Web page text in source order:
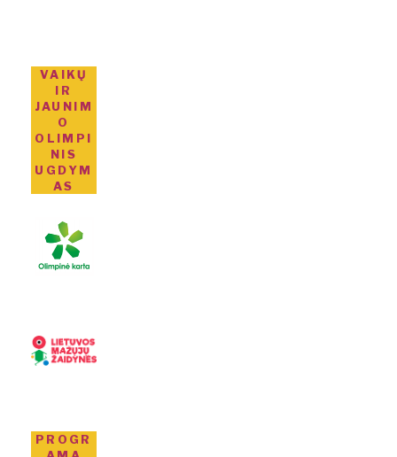
VAIKŲ
IR
JAUNIM
O
OLIMPI
NIS
UGDYM
AS
PROGR